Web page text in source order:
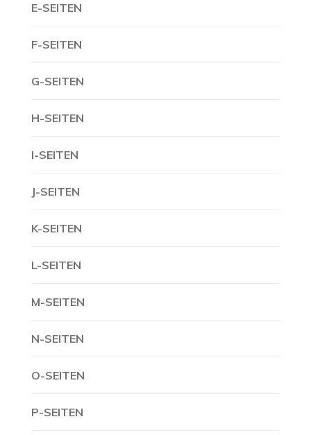
E-SEITEN
F-SEITEN
G-SEITEN
H-SEITEN
I-SEITEN
J-SEITEN
K-SEITEN
L-SEITEN
M-SEITEN
N-SEITEN
O-SEITEN
P-SEITEN